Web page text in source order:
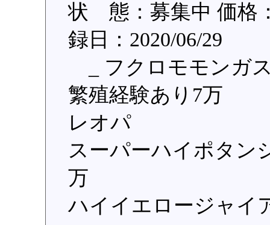
状 態：募集中 価格
録日：2020/06/29
_ フクロモモンガ
繁殖経験あり7万
レオパ
スーパーハイポタン
万
ハイイエロージャイ